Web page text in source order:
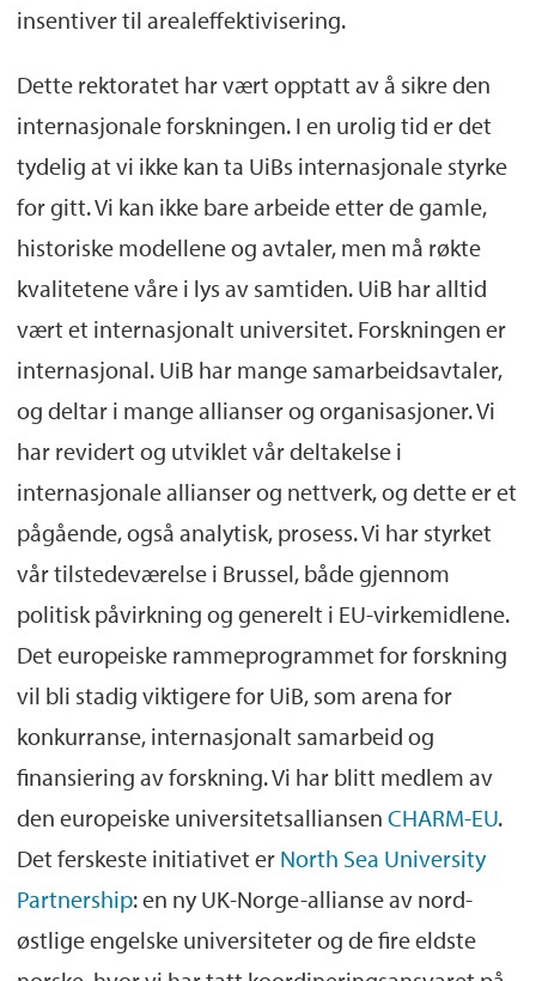
insentiver til arealeffektivisering.
Dette rektoratet har vært opptatt av å sikre den
internasjonale forskningen. I en urolig tid er det
tydelig at vi ikke kan ta UiBs internasjonale styrke
for gitt. Vi kan ikke bare arbeide etter de gamle,
historiske modellene og avtaler, men må røkte
kvalitetene våre i lys av samtiden. UiB har alltid
vært et internasjonalt universitet. Forskningen er
internasjonal. UiB har mange samarbeidsavtaler,
og deltar i mange allianser og organisasjoner. Vi
har revidert og utviklet vår deltakelse i
internasjonale allianser og nettverk, og dette er et
pågående, også analytisk, prosess. Vi har styrket
vår tilstedeværelse i Brussel, både gjennom
politisk påvirkning og generelt i EU-virkemidlene.
Det europeiske rammeprogrammet for forskning
vil bli stadig viktigere for UiB, som arena for
konkurranse, internasjonalt samarbeid og
finansiering av forskning. Vi har blitt medlem av
den europeiske universitetsalliansen CHARM-EU.
Det ferskeste initiativet er North Sea University
Partnership: en ny UK-Norge-allianse av nord-
østlige engelske universiteter og de fire eldste